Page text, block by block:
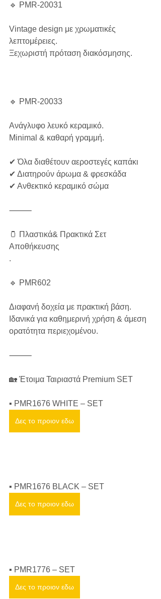
🔹 PMR-20031
Vintage design με χρωματικές
λεπτομέρειες.
Ξεχωριστή πρόταση διακόσμησης.
🔹 PMR-20033
Ανάγλυφο λευκό κεραμικό.
Minimal & καθαρή γραμμή.
✔ Όλα διαθέτουν αεροστεγές καπάκι
✔ Διατηρούν άρωμα & φρεσκάδα
✔ Ανθεκτικό κεραμικό σώμα
⸻
🫙 Πλαστικά& Πρακτικά Σετ
Αποθήκευσης
.
🔹 PMR602
Διαφανή δοχεία με πρακτική βάση.
Ιδανικά για καθημερινή χρήση & άμεση
ορατότητα περιεχομένου.
⸻
🏡 Έτοιμα Ταιριαστά Premium SET
▪ PMR1676 WHITE – SET
Δες το προιον εδω
▪ PMR1676 BLACK – SET
Δες το προιον εδω
▪ PMR1776 – SET
Δες το προιον εδω